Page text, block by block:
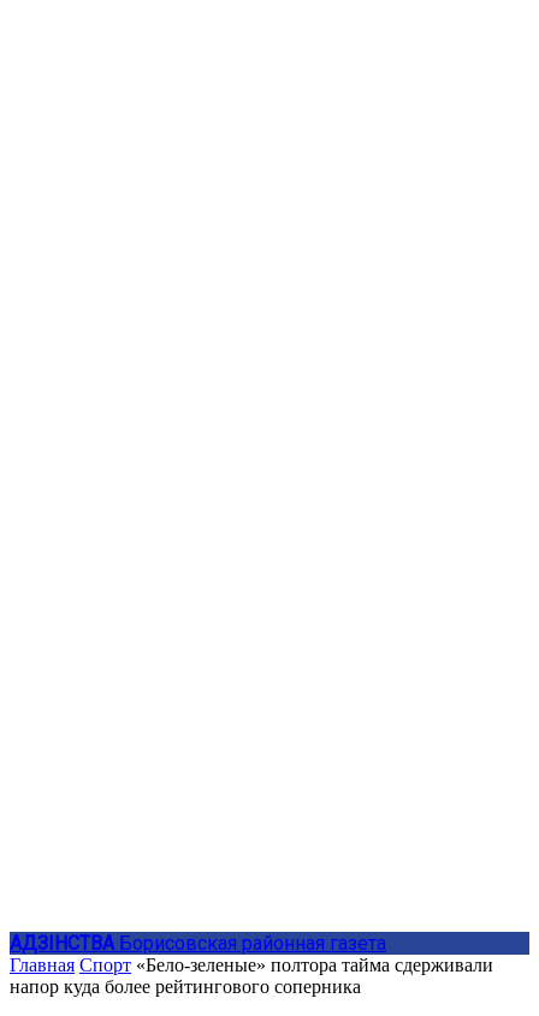
АДЗIНСТВА Борисовская районная газета
Главная Спорт «Бело-зеленые» полтора тайма сдерживали
напор куда более рейтингового соперника